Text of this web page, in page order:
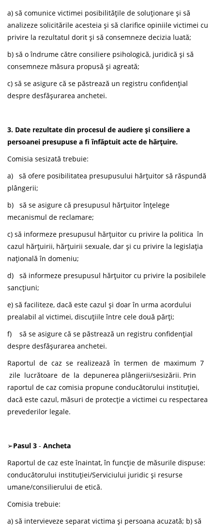
a) să comunice victimei posibilitățile de soluționare și să
analizeze solicitările acesteia și să clarifice opiniile victimei cu
privire la rezultatul dorit și să consemneze decizia luată;
b) să o îndrume către consiliere psihologică, juridică și să
consemneze măsura propusă și agreată;
c) să se asigure că se păstrează un registru confidențial
despre desfășurarea anchetei.
3. Date rezultate din procesul de audiere și consiliere a
persoanei presupuse a fi înfăptuit acte de hărțuire.
Comisia sesizată trebuie:
a) să ofere posibilitatea presupusului hărțuitor să răspundă
plângerii;
b) să se asigure că presupusul hărțuitor înțelege
mecanismul de reclamare;
c) să informeze presupusul hărțuitor cu privire la politica în
cazul hărțuirii, hărțuirii sexuale, dar și cu privire la legislația
națională în domeniu;
d) să informeze presupusul hărțuitor cu privire la posibilele
sancțiuni;
e) să faciliteze, dacă este cazul și doar în urma acordului
prealabil al victimei, discuțiile între cele două părți;
f) să se asigure că se păstrează un registru confidențial
despre desfășurarea anchetei.
Raportul de caz se realizează în termen de maximum 7
zile lucrătoare de la depunerea plângerii/sesizării. Prin
raportul de caz comisia propune conducătorului instituției,
dacă este cazul, măsuri de protecție a victimei cu respectarea
prevederilor legale.
➢Pasul 3 - Ancheta
Raportul de caz este înaintat, în funcție de măsurile dispuse:
conducătorului instituției/Serviciului juridic și resurse
umane/consilierului de etică.
Comisia trebuie:
a) să intervieveze separat victima și persoana acuzată; b) să